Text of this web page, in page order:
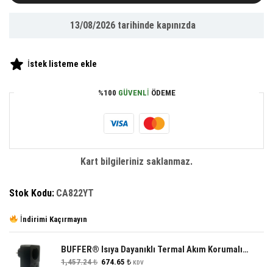
Tutacağı
Metal
13/08/2026 tarihinde kapınızda
İstek listeme ekle
%100 GÜVENLI ÖDEME
Kart bilgileriniz saklanmaz.
Stok Kodu: CA822YT
İndirimi Kaçırmayın
BUFFER® Isıya Dayanıklı Termal Akım Korumalı 1 Priz Girişli 2 USB Girişli 2 TYPE-C Girişli Pirz
1,457.24₺ Orijinal
674.65 ₺Şu
KDV